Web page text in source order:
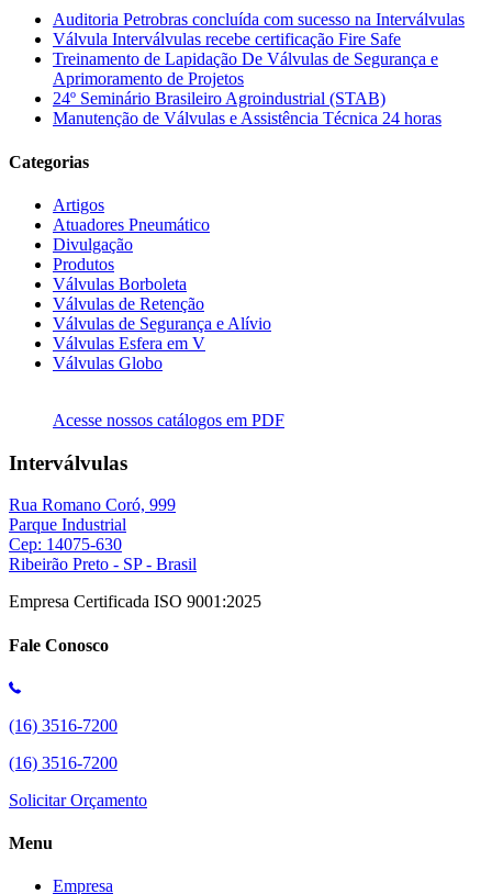
Auditoria Petrobras concluída com sucesso na Interválvulas
Válvula Interválvulas recebe certificação Fire Safe
Treinamento de Lapidação De Válvulas de Segurança e
Aprimoramento de Projetos
24º Seminário Brasileiro Agroindustrial (STAB)
Manutenção de Válvulas e Assistência Técnica 24 horas
Categorias
Artigos
Atuadores Pneumático
Divulgação
Produtos
Válvulas Borboleta
Válvulas de Retenção
Válvulas de Segurança e Alívio
Válvulas Esfera em V
Válvulas Globo
Acesse nossos catálogos em PDF
Interválvulas
Rua Romano Coró, 999
Parque Industrial
Cep: 14075-630
Ribeirão Preto - SP - Brasil
Empresa Certificada ISO 9001:2025
Fale Conosco
(16) 3516-7200
(16) 3516-7200
Solicitar Orçamento
Menu
Empresa